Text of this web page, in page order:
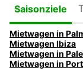
Saisonziele
Mietwagen in
Mietwagen Ibiza
Mietwagen in
Mietwagen in